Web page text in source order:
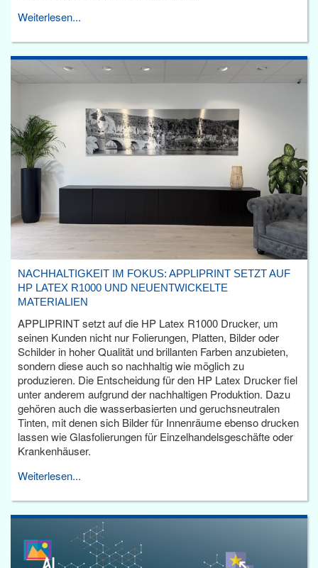
Weiterlesen...
NACHHALTIGKEIT IM FOKUS: APPLIPRINT SETZT AUF
HP LATEX R1000 UND NEUENTWICKELTE
MATERIALIEN
APPLIPRINT setzt auf die HP Latex R1000 Drucker, um
seinen Kunden nicht nur Folierungen, Platten, Bilder oder
Schilder in hoher Qualität und brillanten Farben anzubieten,
sondern diese auch so nachhaltig wie möglich zu
produzieren. Die Entscheidung für den HP Latex Drucker fiel
unter anderem aufgrund der nachhaltigen Produktion. Dazu
gehören auch die wasserbasierten und geruchsneutralen
Tinten, mit denen sich Bilder für Innenräume ebenso drucken
lassen wie Glasfolierungen für Einzelhandelsgeschäfte oder
Krankenhäuser.
Weiterlesen...